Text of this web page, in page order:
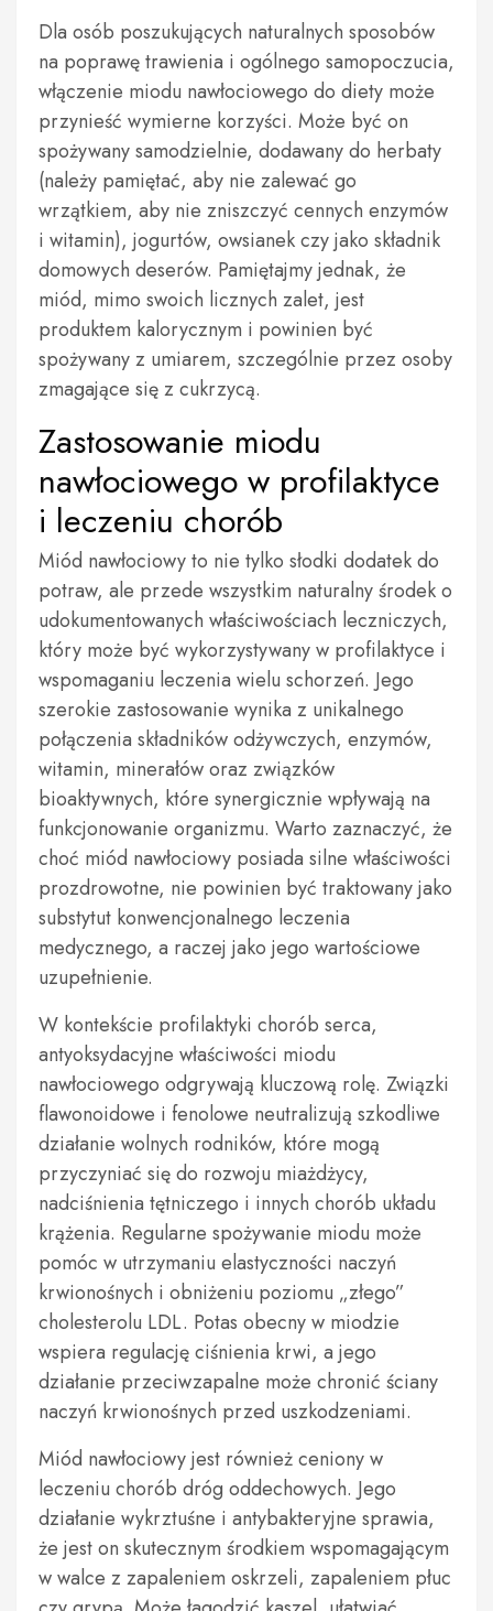
Dla osób poszukujących naturalnych sposobów
na poprawę trawienia i ogólnego samopoczucia,
włączenie miodu nawłociowego do diety może
przynieść wymierne korzyści. Może być on
spożywany samodzielnie, dodawany do herbaty
(należy pamiętać, aby nie zalewać go
wrzątkiem, aby nie zniszczyć cennych enzymów
i witamin), jogurtów, owsianek czy jako składnik
domowych deserów. Pamiętajmy jednak, że
miód, mimo swoich licznych zalet, jest
produktem kalorycznym i powinien być
spożywany z umiarem, szczególnie przez osoby
zmagające się z cukrzycą.
Zastosowanie miodu
nawłociowego w profilaktyce
i leczeniu chorób
Miód nawłociowy to nie tylko słodki dodatek do
potraw, ale przede wszystkim naturalny środek o
udokumentowanych właściwościach leczniczych,
który może być wykorzystywany w profilaktyce i
wspomaganiu leczenia wielu schorzeń. Jego
szerokie zastosowanie wynika z unikalnego
połączenia składników odżywczych, enzymów,
witamin, minerałów oraz związków
bioaktywnych, które synergicznie wpływają na
funkcjonowanie organizmu. Warto zaznaczyć, że
choć miód nawłociowy posiada silne właściwości
prozdrowotne, nie powinien być traktowany jako
substytut konwencjonalnego leczenia
medycznego, a raczej jako jego wartościowe
uzupełnienie.
W kontekście profilaktyki chorób serca,
antyoksydacyjne właściwości miodu
nawłociowego odgrywają kluczową rolę. Związki
flawonoidowe i fenolowe neutralizują szkodliwe
działanie wolnych rodników, które mogą
przyczyniać się do rozwoju miażdżycy,
nadciśnienia tętniczego i innych chorób układu
krążenia. Regularne spożywanie miodu może
pomóc w utrzymaniu elastyczności naczyń
krwionośnych i obniżeniu poziomu „złego”
cholesterolu LDL. Potas obecny w miodzie
wspiera regulację ciśnienia krwi, a jego
działanie przeciwzapalne może chronić ściany
naczyń krwionośnych przed uszkodzeniami.
Miód nawłociowy jest również ceniony w
leczeniu chorób dróg oddechowych. Jego
działanie wykrztuśne i antybakteryjne sprawia,
że jest on skutecznym środkiem wspomagającym
w walce z zapaleniem oskrzeli, zapaleniem płuc